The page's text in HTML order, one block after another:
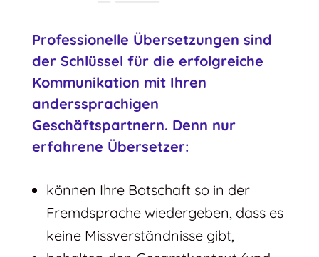
Professionelle Übersetzungen sind
der Schlüssel für die erfolgreiche
Kommunikation mit Ihren
anderssprachigen
Geschäftspartnern. Denn nur
erfahrene Übersetzer:
können Ihre Botschaft so in der
Fremdsprache wiedergeben, dass es
keine Missverständnisse gibt,